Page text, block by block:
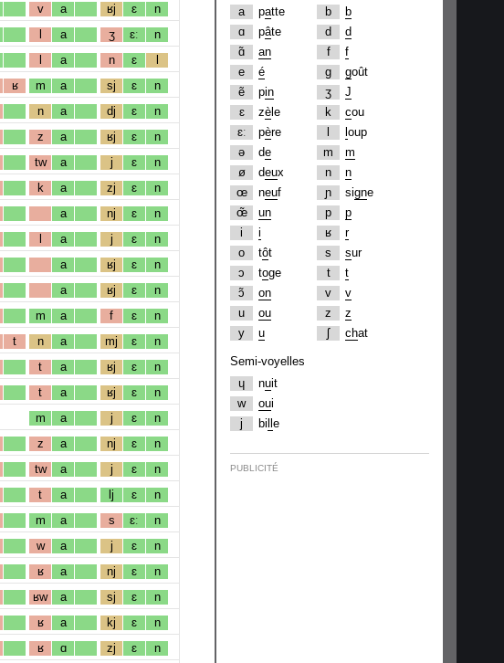
v a ʁj ɛ n
l a ʒ ɛː n
l a n ɛ l
ʁ m a sj ɛ n
n a dj ɛ n
z a ʁj ɛ n
tw a j ɛ n
k a zj ɛ n
a nj ɛ n
l a j ɛ n
a ʁj ɛ n
a ʁj ɛ n
m a f ɛ n
t n a mj ɛ n
t a ʁj ɛ n
t a ʁj ɛ n
m a j ɛ n
z a nj ɛ n
tw a j ɛ n
t a lj ɛ n
m a s ɛː n
w a j ɛ n
ʁ a nj ɛ n
ʁw a sj ɛ n
ʁ a kj ɛ n
ʁ ɑ zj ɛ n
a
patte
ɑ
pâte
ɑ̃
an
e
é
ẽ
pin
ɛ
zè le
ɛː
père
ə
de
ø
deux
œ
neuf
œ̃
un
i
i
o
tôt
ɔ
toge
ɔ̃
on
u
ou
y
u
b
b
d
d
f
f
g
goût
ʒ
J
k
cou
oup
m
m
n
n
ɲ
signe
p
p
ʁ
r
s
sur
t
t
v
v
z
z
ʃ
chat
Semi-voyelles
ɥ
nuit
w
oui
j
bi e
PUBLICITÉ